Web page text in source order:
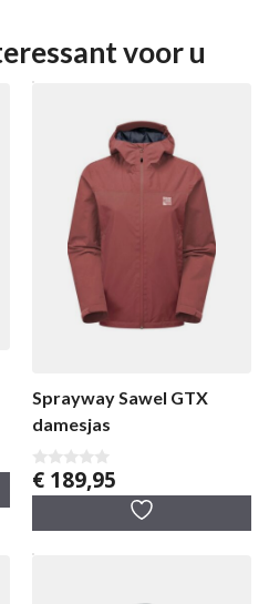
voor u
Sprayway Sawel GTX
damesjas
0
v
5
€ 189,95